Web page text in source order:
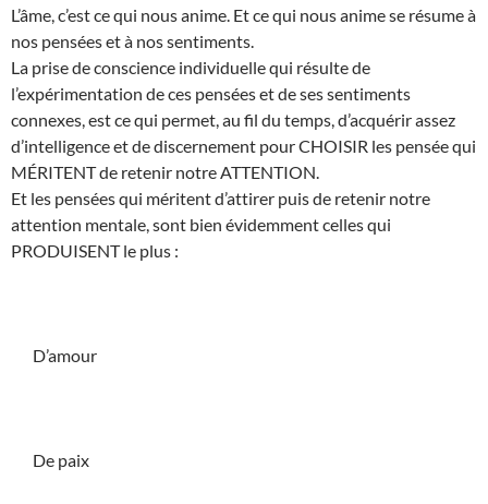
L’âme, c’est ce qui nous anime. Et ce qui nous anime se résume à
nos pensées et à nos sentiments.
La prise de conscience individuelle qui résulte de
l’expérimentation de ces pensées et de ses sentiments
connexes, est ce qui permet, au fil du temps, d’acquérir assez
d’intelligence et de discernement pour CHOISIR les pensée qui
MÉRITENT de retenir notre ATTENTION.
Et les pensées qui méritent d’attirer puis de retenir notre
attention mentale, sont bien évidemment celles qui
PRODUISENT le plus :
D’amour
De paix